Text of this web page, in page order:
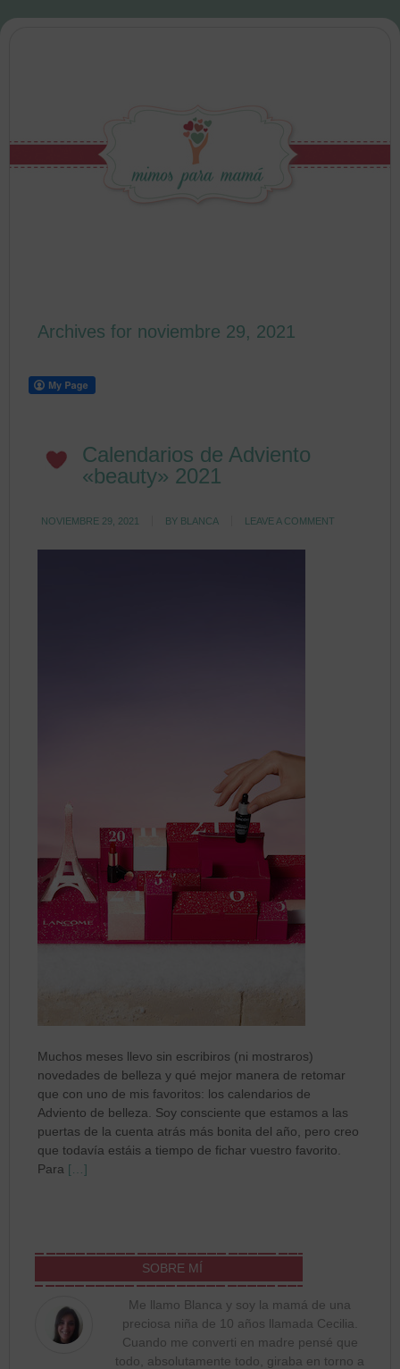
Archives for noviembre 29, 2021
Calendarios de Adviento
«beauty» 2021
NOVIEMBRE 29, 2021 BY BLANCA LEAVE A COMMENT
Muchos meses llevo sin escribiros (ni mostraros)
novedades de belleza y qué mejor manera de retomar
que con uno de mis favoritos: los calendarios de
Adviento de belleza. Soy consciente que estamos a las
puertas de la cuenta atrás más bonita del año, pero creo
que todavía estáis a tiempo de fichar vuestro favorito.
Para […]
SOBRE MÍ
Me llamo Blanca y soy la mamá de una
preciosa niña de 10 años llamada Cecilia.
Cuando me converti en madre pensé que
todo, absolutamente todo, giraba en torno a